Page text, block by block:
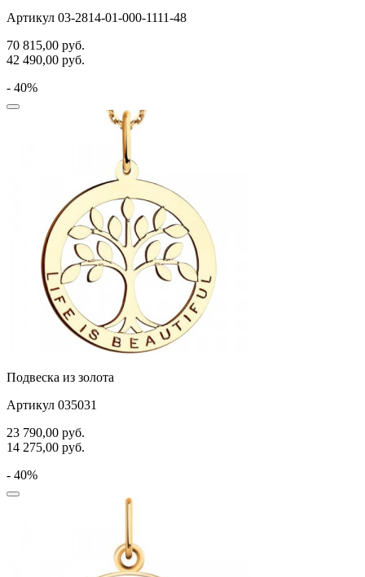
Артикул 03-2814-01-000-1111-48
70 815,00 руб.
42 490,00 руб.
- 40%
Подвеска из золота
Артикул 035031
23 790,00 руб.
14 275,00 руб.
- 40%